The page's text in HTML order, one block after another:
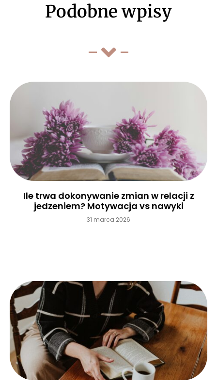
Podobne wpisy
Ile trwa dokonywanie zmian w relacji z
jedzeniem? Motywacja vs nawyki
31 marca 2026